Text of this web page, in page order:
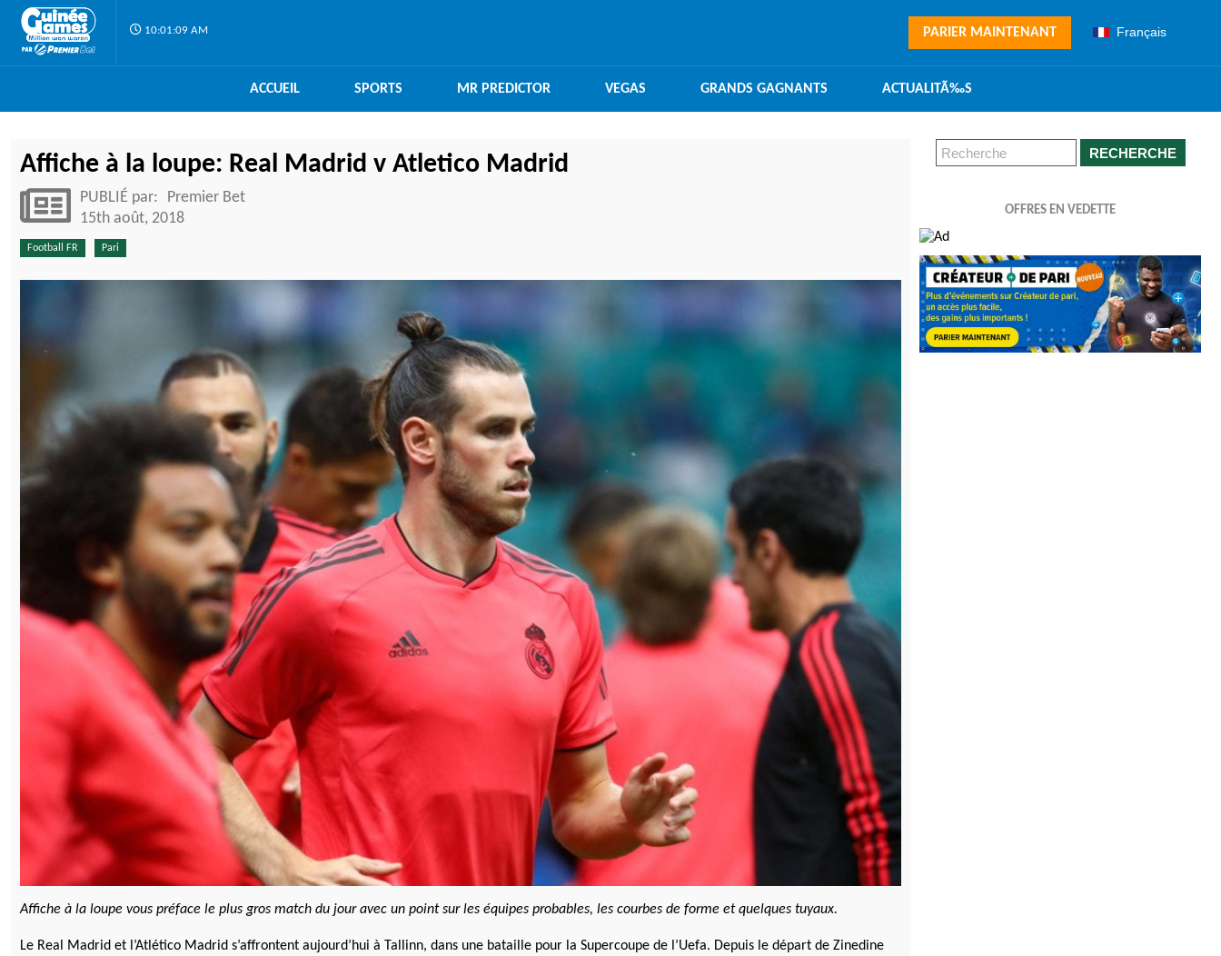
10:01:10 AM Français
PARIER MAINTENANT
ACCUEIL SPORTS MR PREDICTOR VEGAS GRANDS GAGNANTS ACTUALITÃ‰S
Affiche à la loupe: Real Madrid v Atletico Madrid
PUBLIÉ par:
Premier Bet
15th août, 2018
Football FR Pari
Affiche à la loupe vous préface le plus gros match du jour avec un point sur les équipes probables, les courbes de forme et quelques tuyaux.
Le Real Madrid et l’Atlético Madrid s’affrontent aujourd’hui à Tallinn, dans une bataille pour la Supercoupe de l’Uefa. Depuis le départ de Zinedine
RECHERCHE
OFFRES EN VEDETTE